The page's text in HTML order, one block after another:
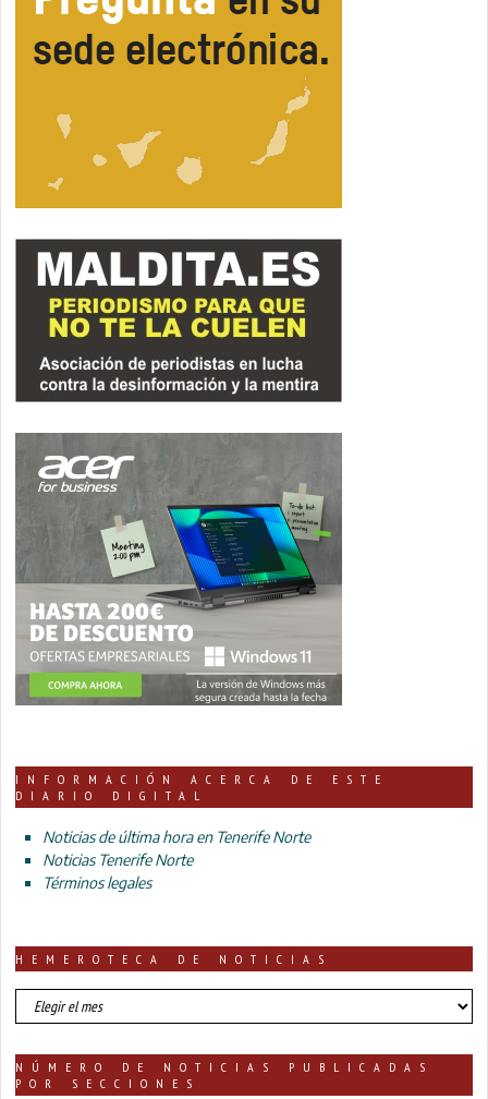
INFORMACIÓN ACERCA DE ESTE
DIARIO DIGITAL
Noticias de última hora en Tenerife Norte
Noticias Tenerife Norte
Términos legales
HEMEROTECA DE NOTICIAS
HEMEROTECA
DE
NÚMERO DE NOTICIAS PUBLICADAS
POR SECCIONES